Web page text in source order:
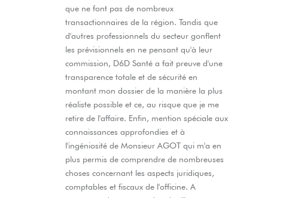
que ne font pas de nombreux
transactionnaires de la région. Tandis que
d'autres professionnels du secteur gonflent
les prévisionnels en ne pensant qu'à leur
commission, D6D Santé a fait preuve d'une
transparence totale et de sécurité en
montant mon dossier de la manière la plus
réaliste possible et ce, au risque que je me
retire de l'affaire. Enfin, mention spéciale aux
connaissances approfondies et à
l'ingéniosité de Monsieur AGOT qui m'a en
plus permis de comprendre de nombreuses
choses concernant les aspects juridiques,
comptables et fiscaux de l'officine. A